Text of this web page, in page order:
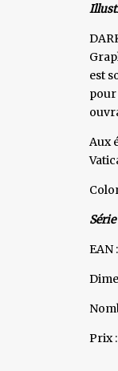
est
pour
Aux
EAN
Prix